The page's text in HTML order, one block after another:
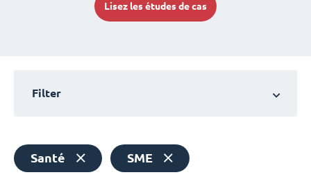
Lisez les études de cas
Filter
Santé SME